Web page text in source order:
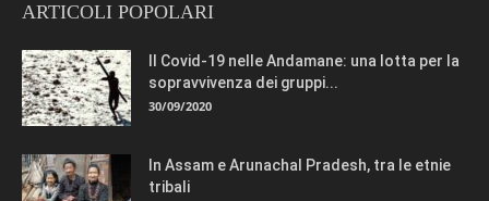
ARTICOLI POPOLARI
Il Covid-19 nelle Andamane: una lotta per la
sopravvivenza dei gruppi...
30/09/2020
In Assam e Arunachal Pradesh, tra le etnie
tribali